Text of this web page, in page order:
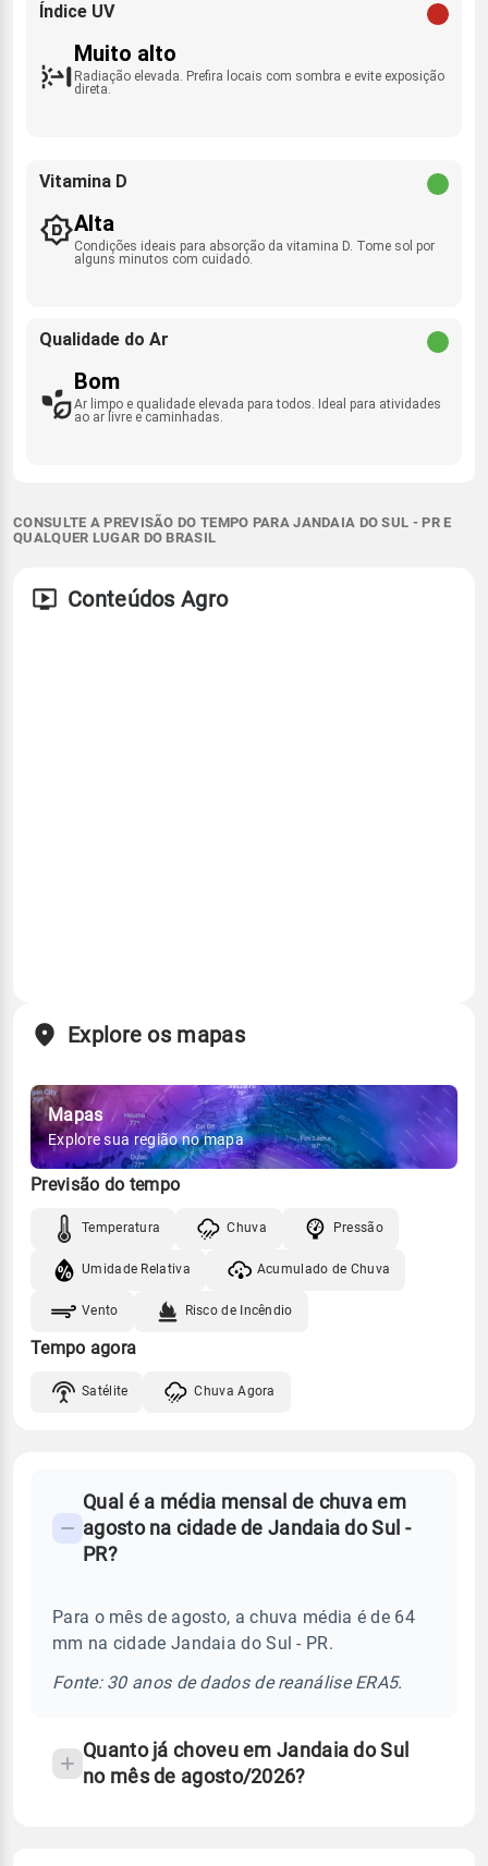
Índice UV
Muito alto
Radiação elevada. Prefira locais com sombra e evite exposição
direta.
Vitamina D
Alta
Condições ideais para absorção da vitamina D. Tome sol por
alguns minutos com cuidado.
Qualidade do Ar
Bom
Ar limpo e qualidade elevada para todos. Ideal para atividades
ao ar livre e caminhadas.
CONSULTE A PREVISÃO DO TEMPO PARA JANDAIA DO SUL - PR E
QUALQUER LUGAR DO BRASIL
Conteúdos Agro
Explore os mapas
Mapas
Explore sua região no mapa
Previsão do tempo
Temperatura Chuva Pressão
Umidade Relativa Acumulado de Chuva
Vento Risco de Incêndio
Tempo agora
Satélite Chuva Agora
Perguntas
frequentes
chuva
temperatura
Qual é a média mensal de chuva em
agosto na cidade de Jandaia do Sul -
PR?
Para o mês de agosto, a chuva média é de 64
mm na cidade Jandaia do Sul - PR.
Fonte: 30 anos de dados de reanálise ERA5.
Quanto já choveu em Jandaia do Sul
no mês de agosto/2026?